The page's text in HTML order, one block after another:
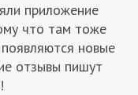
приложение
что там тоже
новые
отзывы пишут